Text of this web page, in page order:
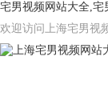
宅男视频网站大全,宅
欢迎访问上海宅男视